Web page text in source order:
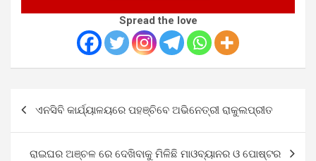
Spread the love
navigation
ଏନସିବି କାର୍ଯ୍ୟାଳୟରେ ପହଞ୍ଚିବେ ଅଭିନେତ୍ରୀ ରାକୁଲପ୍ରୀତ
ରାଇଘର ଅଞ୍ଚଳ ରେ ଦେଖିବାକୁ ମିଳିଛି ମାଓବ୍ୟାନର ଓ ପୋଷ୍ଟର